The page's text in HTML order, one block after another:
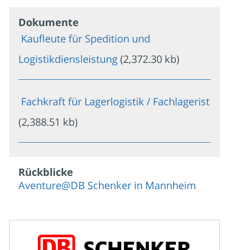
Dokumente
Kaufleute für Spedition und
Logistikdiensleistung(2,372.30 kb)
Fachkraft für Lagerlogistik / Fachlagerist
(2,388.51 kb)
Rückblicke
Aventure@DB Schenker in Mannheim